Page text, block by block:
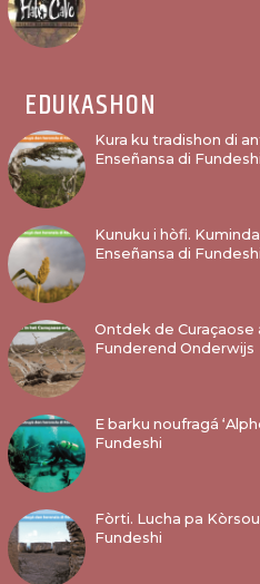
EDUKASHON
Kura ku tradishon di
Enseñansa di Fundeshi
Kunuku i hòfi.
Enseñansa di Fundeshi
Ontdek de Curaçaose
Funderend Onderwijs
E barku noufragá
Fundeshi
Fòrti. Lucha pa
Fundeshi